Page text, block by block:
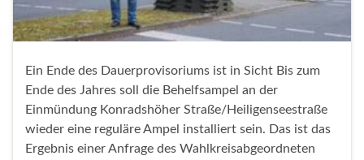
Ein Ende des Dauerprovisoriums ist in Sicht Bis zum
Ende des Jahres soll die Behelfsampel an der
Einmündung Konradshöher Straße/Heiligenseestraße
wieder eine reguläre Ampel installiert sein. Das ist das
Ergebnis einer Anfrage des Wahlkreisabgeordneten